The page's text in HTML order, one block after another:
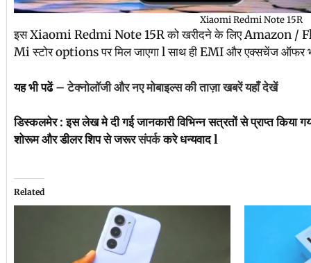
Xiaomi Redmi Note 15R
इस Xiaomi Redmi Note 15R को खरीदने के लिए Amazon /
Mi स्टोर options पर मिल जाएगा l साथ ही EMI और एक्सचेंज ऑफर
यह भी पढें –टेक्नोलॉजी और नए मोबाइल्स की ताज़ा खबरें यहाँ देखें
डिस्कलमेर : इस लेख मे दी गई जानकारी विभिन्न सत्रतों से प्राप्त
शोरूम और डीलर शिप से जरूरसंपर्ककरे धन्यवाद l
Related